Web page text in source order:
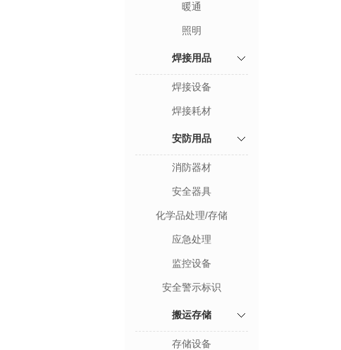
暖通
照明
焊接用品
焊接设备
焊接耗材
安防用品
消防器材
安全器具
化学品处理/存储
应急处理
监控设备
安全警示标识
搬运存储
存储设备